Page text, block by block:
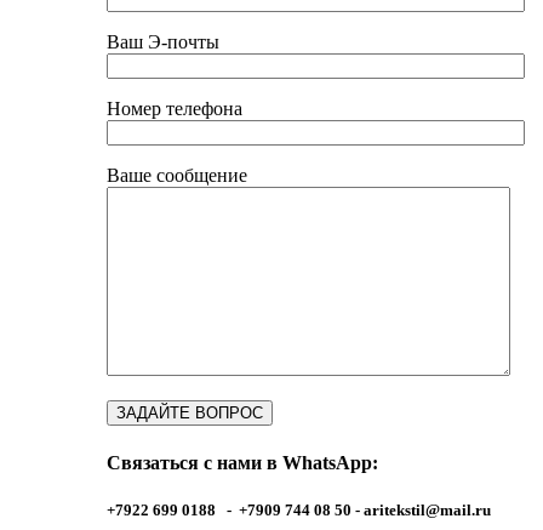
Ваш Э-почты
Номер телефона
Ваше сообщение
Связаться с нами в WhatsApp:
+7922 699 0188 - +7909 744 08 50 - aritekstil@mail.ru